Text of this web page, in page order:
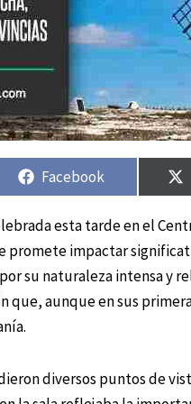
Compartir
en
Facebook
esta tarde en el
promete impactar
su naturaleza intensa y
que, aunque en sus
diversos puntos de
Compartir
en